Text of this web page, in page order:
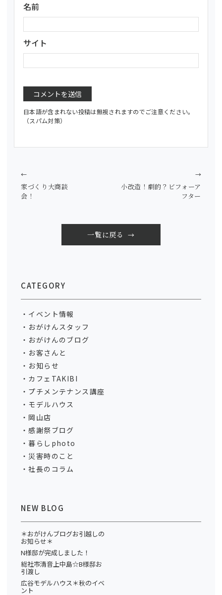
名前
サイト
日本語が含まれない投稿は無視されますのでご注意ください。
（スパム対策）
家づくり大商談
会！
←
一覧に戻る
小改造！劇的？ビフォーア
フター
→
CATEGORY
イベント情報
おがけんスタッフ
おがけんのブログ
お客さんと
お知らせ
カフェTAKIBI
プチメンテナンス講座
モデルハウス
岡山店
感謝祭ブログ
暮らしphoto
災害時のこと
社長のコラム
NEW BLOG
＊おがけんブログお引越しの
お知らせ＊
N様邸が完成しました！
総社市清音上中島☆B様邸お
引渡し
広谷モデルハウス＊秋のイベ
ント